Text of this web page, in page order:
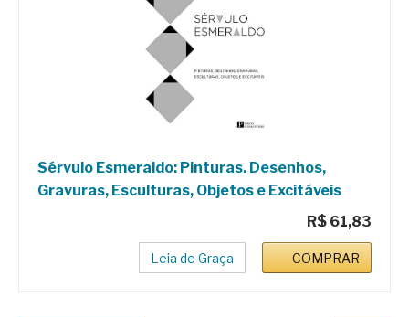
Sérvulo Esmeraldo: Pinturas. Desenhos,
Gravuras, Esculturas, Objetos e Excitáveis
R$ 61,83
Leia de Graça COMPRAR